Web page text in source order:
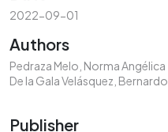
2022-09-01
Authors
Pedraza Melo, Norma Angélica
De la Gala Velásquez, Bernardo
Publisher